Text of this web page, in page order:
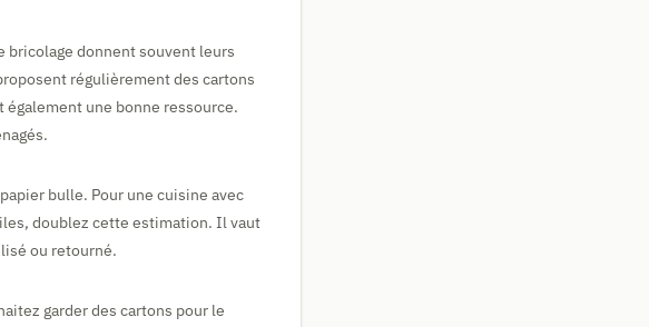
bricolage donnent souvent leurs
régulièrement des cartons
également une bonne ressource.
bulle. Pour une cuisine avec
doublez cette estimation. Il vaut
ou retourné.
garder des cartons pour le